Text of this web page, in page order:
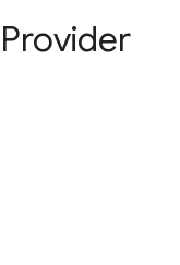
Provider